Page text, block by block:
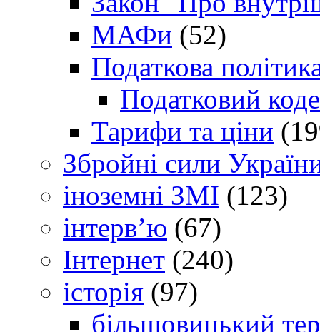
МАФи (52)
Податкова
Податковий
Тарифи та ціни
Збройні сили
іноземні ЗМІ (123)
інтерв’ю (67)
Інтернет (240)
історія (97)
більшовицький